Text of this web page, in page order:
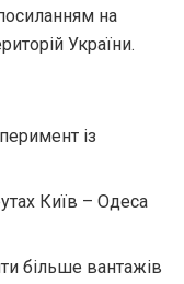
на
України.
із
Київ – Одеса
більше вантажів